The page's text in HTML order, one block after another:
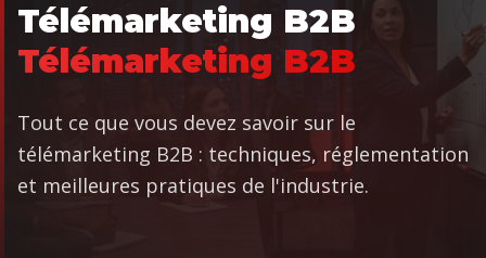
Télémarketing B2B
Télémarketing B2B
Tout ce que vous devez savoir sur le
télémarketing B2B : techniques, réglementation
et meilleures pratiques de l'industrie.